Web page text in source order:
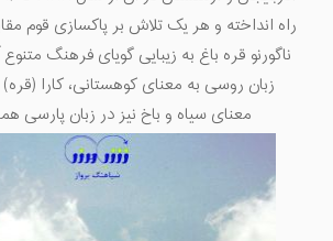
راه انداخته و هر یک تلاش بر پاکسازی قوم
ناگورنو قره باغ به زیبایی گویای فرهنگ
زبان روسی به معنای کوهستانی، کارا
معنای سیاه و باخ نیز در زبان پارسی